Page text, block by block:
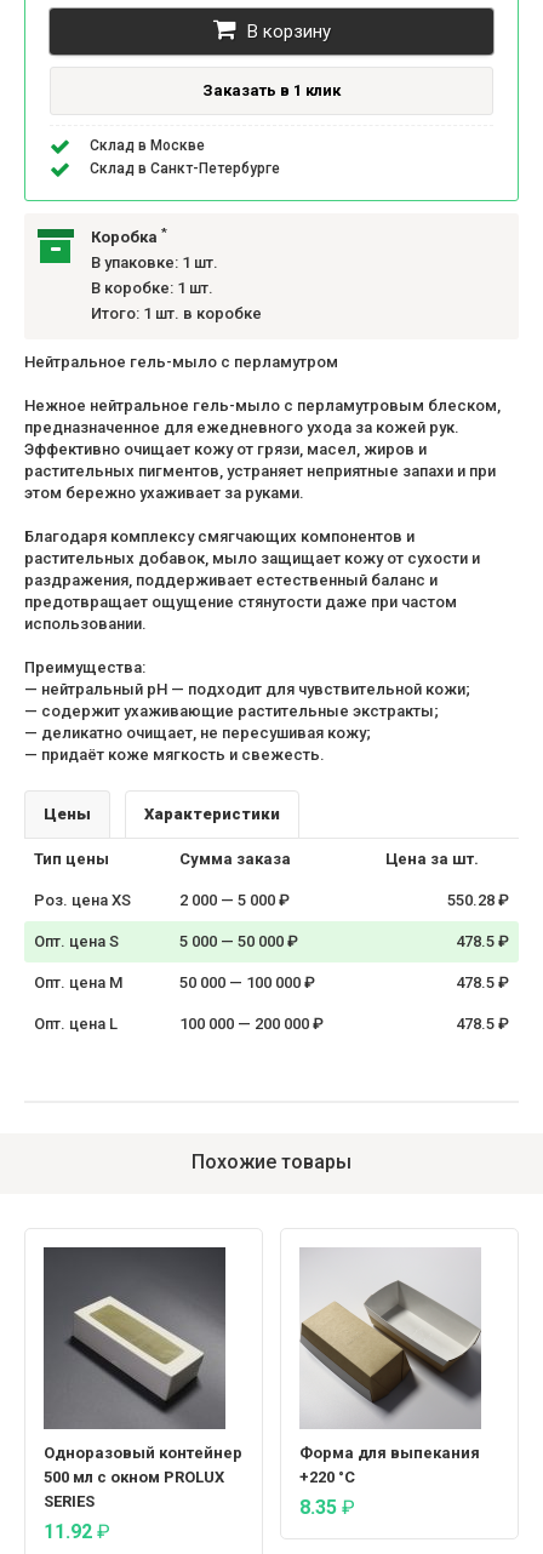
В корзину
Заказать в 1 клик
Склад в Москве
Склад в Санкт-Петербурге
Коробка *
В упаковке: 1 шт.
В коробке: 1 шт.
Итого: 1 шт. в коробке
Нейтральное гель-мыло с перламутром
Нежное нейтральное гель-мыло с перламутровым блеском,
предназначенное для ежедневного ухода за кожей рук.
Эффективно очищает кожу от грязи, масел, жиров и
растительных пигментов, устраняет неприятные запахи и при
этом бережно ухаживает за руками.
Благодаря комплексу смягчающих компонентов и
растительных добавок, мыло защищает кожу от сухости и
раздражения, поддерживает естественный баланс и
предотвращает ощущение стянутости даже при частом
использовании.
Преимущества:
— нейтральный pH — подходит для чувствительной кожи;
— содержит ухаживающие растительные экстракты;
— деликатно очищает, не пересушивая кожу;
— придаёт коже мягкость и свежесть.
Цены Характеристики
Тип цены Сумма заказа Цена за шт.
Роз. цена XS 2 000 — 5 000 ₽ 550.28 ₽
Опт. цена S 5 000 — 50 000 ₽ 478.5 ₽
Опт. цена M 50 000 — 100 000 ₽ 478.5 ₽
Опт. цена L 100 000 — 200 000 ₽ 478.5 ₽
Похожие товары
Одноразовый контейнер
500 мл с окном PROLUX
SERIES
11.92 ₽
Форма для выпекания
+220 °C
8.35 ₽